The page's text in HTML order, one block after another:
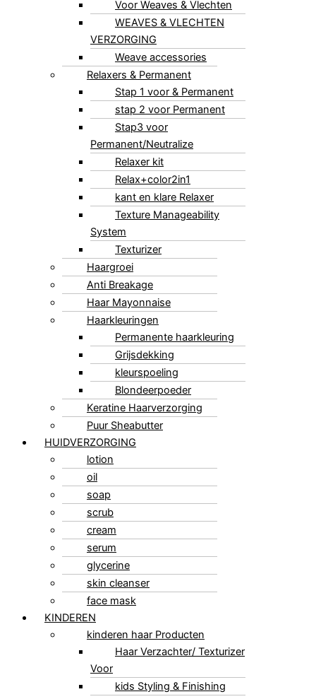
Voor Weaves & Vlechten
WEAVES & VLECHTEN
VERZORGING
Weave accessories
Relaxers & Permanent
Stap 1 voor & Permanent
stap 2 voor Permanent
Stap3 voor
Permanent/Neutralize
Relaxer kit
Relax+color2in1
kant en klare Relaxer
Texture Manageability
System
Texturizer
Haargroei
Anti Breakage
Haar Mayonnaise
Haarkleuringen
Permanente haarkleuring
Grijsdekking
kleurspoeling
Blondeerpoeder
Keratine Haarverzorging
Puur Sheabutter
HUIDVERZORGING
lotion
oil
soap
scrub
cream
serum
glycerine
skin cleanser
face mask
KINDEREN
kinderen haar Producten
Haar Verzachter/ Texturizer
Voor
kids Styling & Finishing